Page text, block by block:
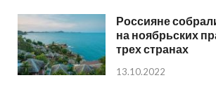
Россияне
на ноябрьских
трех странах
13.10.2022